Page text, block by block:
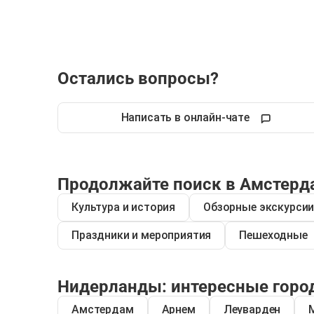
Остались вопросы?
Написать в онлайн-чате
Продолжайте поиск в
Культура и история Обзорные экскурсии
Праздники и мероприятия Пешеходные
Нидерланды: интересные
Амстердам Арнем Леуварден